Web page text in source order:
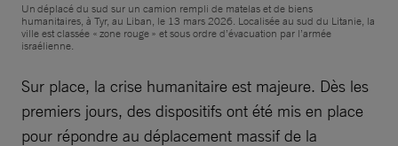
Un déplacé du sud sur un camion rempli de matelas et de biens
humanitaires, à Tyr, au Liban, le 13 mars 2026. Localisée au sud du Litanie, la
ville est classée « zone rouge » et sous ordre d’évacuation par l’armée
israélienne.
Sur place, la crise humanitaire est majeure. Dès les
premiers jours, des dispositifs ont été mis en place
pour répondre au déplacement massif de la